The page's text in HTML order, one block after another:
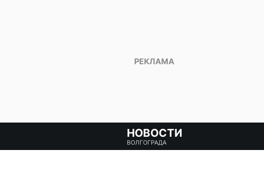
НОВОСТИ
ВОЛГОГРАДА